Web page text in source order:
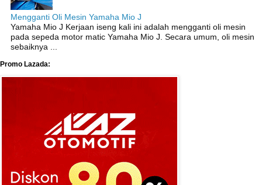
Mengganti Oli Mesin Yamaha Mio J
Yamaha Mio J Kerjaan iseng kali ini adalah mengganti oli mesin
pada sepeda motor matic Yamaha Mio J. Secara umum, oli mesin
sebaiknya ...
Promo Lazada: